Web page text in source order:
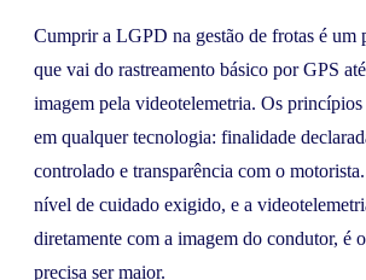
Cumprir a LGPD na gestão de frotas é um
que vai do rastreamento básico por GPS
imagem pela videotelemetria. Os princípios
em qualquer tecnologia: finalidade
controlado e transparência com o
nível de cuidado exigido, e a
diretamente com a imagem do condutor, é
precisa ser maior.